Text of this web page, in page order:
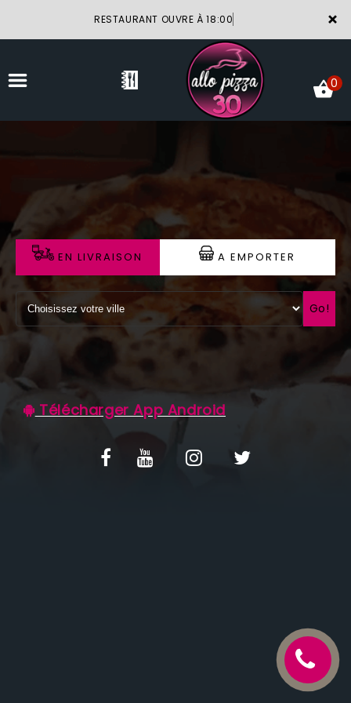
×
RESTAURANT OUVRE À 18:00
LA CARTE
VOTRE COMPTE
NOTRE RESTAURANT
VOS AVIS
MENTIONS LÉGALES
0
EN LIVRAISON A EMPORTER
Go!
Télécharger App Android